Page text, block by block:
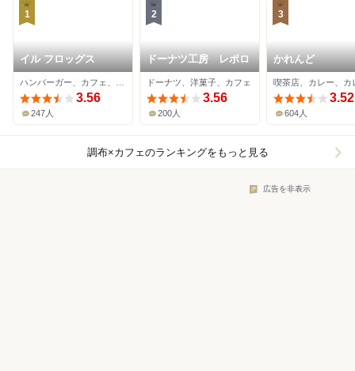
1
イル フロッグス
3.56
247人
2
ドーナツ工房 レポロ
ドーナツ、洋菓子、カフェ
3.56
200人
3
かれんど
3.52
604人
調布×カフェのランキングをもっと見る
広告を非表示